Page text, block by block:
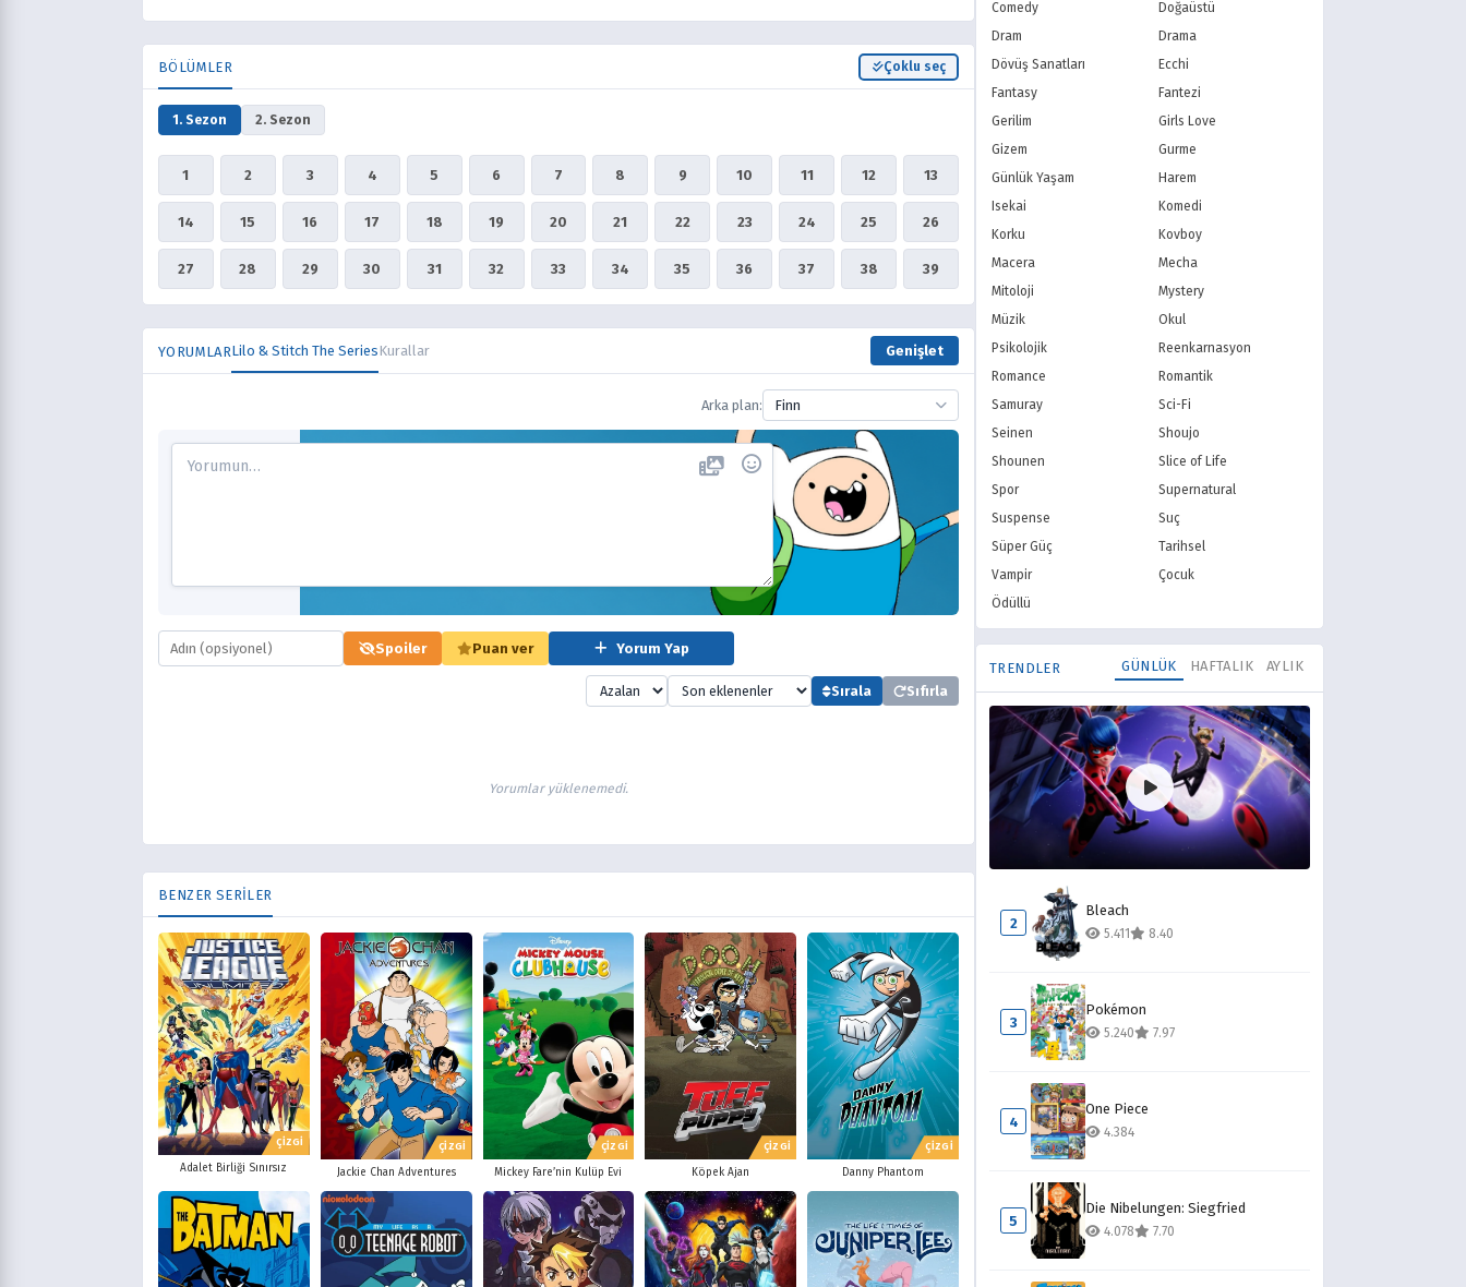
BÖLÜMLER Çoklu seç
1. Sezon 2. Sezon
1 2 3 4 5 6 7 8 9 10 11 12 13
14 15 16 17 18 19 20 21 22 23 24 25 26
27 28 29 30 31 32 33 34 35 36 37 38 39
YORUMLARLilo & Stitch The SeriesKurallar Genişlet
Arka plan: Finn
Spoiler Puan ver Yorum Yap
Sırala Sıfırla
Yorumlar yüklenemedi.
BENZER SERİLER
ÇİZGİ
Adalet Birliği Sınırsız
ÇİZGİ
Jackie Chan Adventures
ÇİZGİ
Mickey Fare’nin Kulüp Evi
ÇİZGİ
Köpek Ajan
ÇİZGİ
Danny Phantom
PBS Kids
FOX Türkiye
Comedy
Doğaüstü
Dram
Drama
Dövüş Sanatları
Ecchi
Fantasy
Fantezi
Gerilim
Girls Love
Gizem
Gurme
Günlük Yaşam
Harem
Isekai
Komedi
Korku
Kovboy
Macera
Mecha
Mitoloji
Mystery
Müzik
Okul
Psikolojik
Reenkarnasyon
Romance
Romantik
Samuray
Sci-Fi
Seinen
Shoujo
Shounen
Slice of Life
Spor
Supernatural
Suspense
Suç
Süper Güç
Tarihsel
Vampir
Çocuk
Ödüllü
TRENDLER GÜNLÜK HAFTALIK AYLIK
1
Mucize Uğur Böceği ile Kara Kedi
13.998 8.10
2
Bleach
5.411 8.40
3
Pokémon
5.240 7.97
4
One Piece
4.384
5
Die Nibelungen: Siegfried
4.078 7.70